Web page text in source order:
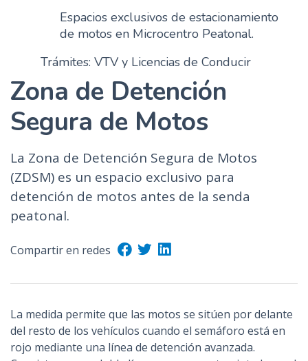
p
a
Espacios exclusivos de estacionamiento
de motos en Microcentro Peatonal.
Trámites: VTV y Licencias de Conducir
Zona de Detención
Segura de Motos
La Zona de Detención Segura de Motos
(ZDSM) es un espacio exclusivo para
detención de motos antes de la senda
peatonal.
Compartir en redes
La medida permite que las motos se sitúen por delante
del resto de los vehículos cuando el semáforo está en
rojo mediante una línea de detención avanzada.